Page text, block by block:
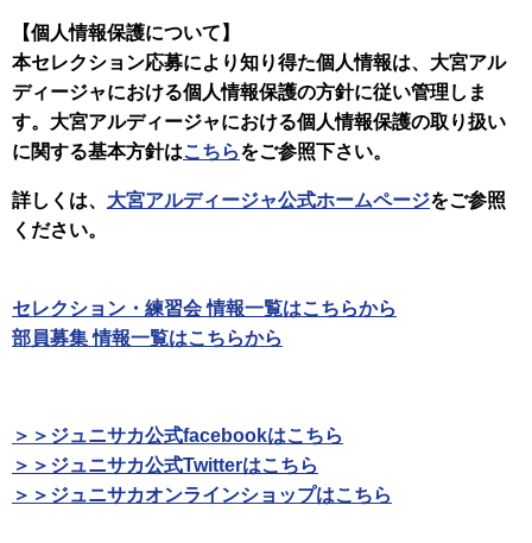
【個人情報保護について】
本セレクション応募により知り得た個人情報は、大宮アル
ディージャにおける個人情報保護の方針に従い管理しま
す。大宮アルディージャにおける個人情報保護の取り扱い
に関する基本方針はこちらをご参照下さい。
詳しくは、 大宮アルディージャ公式ホームページをご参照
ください。
セレクション・練習会 情報一覧はこちらから
部員募集 情報一覧はこちらから
＞＞ジュニサカ公式facebookはこちら
＞＞ジュニサカ公式Twitterはこちら
＞＞ジュニサカオンラインショップはこちら